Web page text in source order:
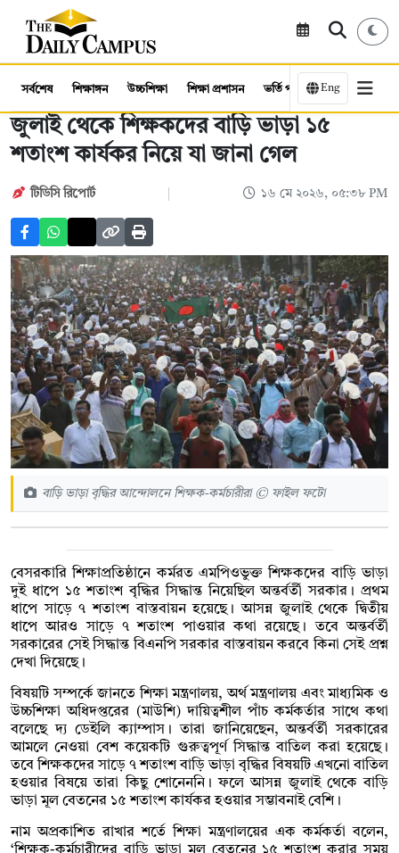
সর্বশেষ শিক্ষাঙ্গন উচ্চশিক্ষা শিক্ষা প্রশাসন ভর্তি পরীক্ষা কর্মসংস্থান
Eng
জুলাই থেকে শিক্ষকদের বাড়ি ভাড়া ১৫
শতাংশ কার্যকর নিয়ে যা জানা গেল
টিডিসি রিপোর্ট ১৬ মে ২০২৬, ০৫:৩৮ PM
বাড়ি ভাড়া বৃদ্ধির আন্দোলনে শিক্ষক-কর্মচারীরা © ফাইল ফটো
বেসরকারি শিক্ষাপ্রতিষ্ঠানে কর্মরত এমপিওভুক্ত শিক্ষকদের বাড়ি ভাড়া
দুই ধাপে ১৫ শতাংশ বৃদ্ধির সিদ্ধান্ত নিয়েছিল অন্তর্বর্তী সরকার। প্রথম
ধাপে সাড়ে ৭ শতাংশ বাস্তবায়ন হয়েছে। আসন্ন জুলাই থেকে দ্বিতীয়
ধাপে আরও সাড়ে ৭ শতাংশ পাওয়ার কথা রয়েছে। তবে অন্তর্বর্তী
সরকারের সেই সিদ্ধান্ত বিএনপি সরকার বাস্তবায়ন করবে কিনা সেই প্রশ্ন
দেখা দিয়েছে।
বিষয়টি সম্পর্কে জানতে শিক্ষা মন্ত্রণালয়, অর্থ মন্ত্রণালয় এবং মাধ্যমিক ও
উচ্চশিক্ষা অধিদপ্তরের (মাউশি) দায়িত্বশীল পাঁচ কর্মকর্তার সাথে কথা
বলেছে দ্য ডেইলি ক্যাম্পাস। তারা জানিয়েছেন, অন্তর্বর্তী সরকারের
আমলে নেওয়া বেশ কয়েকটি গুরুত্বপূর্ণ সিদ্ধান্ত বাতিল করা হয়েছে।
তবে শিক্ষকদের সাড়ে ৭ শতাংশ বাড়ি ভাড়া বৃদ্ধির বিষয়টি এখনো বাতিল
হওয়ার বিষয়ে তারা কিছু শোনেননি। ফলে আসন্ন জুলাই থেকে বাড়ি
ভাড়া মূল বেতনের ১৫ শতাংশ কার্যকর হওয়ার সম্ভাবনাই বেশি।
নাম অপ্রকাশিত রাখার শর্তে শিক্ষা মন্ত্রণালয়ের এক কর্মকর্তা বলেন,
‘শিক্ষক-কর্মচারীদের বাড়ি ভাড়া মূল বেতনের ১৫ শতাংশ করার সময়